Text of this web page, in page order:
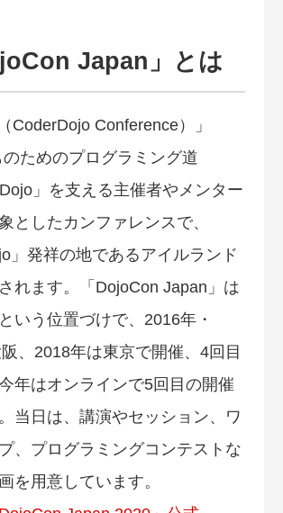
Japan」とは
CoderDojo Conference）」
のためのプログラミング道
」を支える主催者やメンター
としたカンファレンスで、
」発祥の地であるアイルランド
れます。「DojoCon Japan」は
いう位置づけで、2016年・
、2018年は東京で開催、4回目
年はオンラインで5回目の開催
当日は、講演やセッション、ワ
、プログラミングコンテストな
を用意しています。